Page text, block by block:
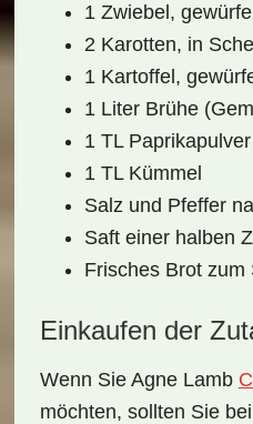
1 Zwiebel,
2 Karotten, in
1 Kartoffel,
1 Liter Brühe
1 TL Paprikapulver
1 TL Kümmel
Salz und Pfeffer
Saft einer halben
Frisches Brot zum
Einkaufen der
Wenn Sie Agne Lamb
möchten, sollten Sie